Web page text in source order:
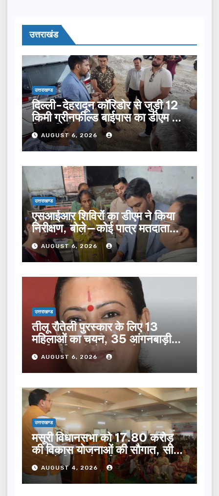
उत्तराखंड
उत्तराखण्ड
दिल्ली-देहरादून कॉरिडोर से जुड़ी 12
किमी ग्रीनफील्ड बाईपास का डीएम ने
किया निरीक्षण…
AUGUST 6, 2026
उत्तराखण्ड
एसआईआर शिविरों का डीएम ने किया
निरीक्षण, बोले—कोई पात्र मतदाता
सूची से न छूटे…
AUGUST 6, 2026
उत्तराखण्ड
तीलू रौतेली पुरस्कार के लिए 13
महिलाओं का चयन, 35 आंगनबाड़ी
कार्यकर्तियां भी होंगी सम्मानित…
AUGUST 6, 2026
उत्तराखण्ड
मसूरी विधानसभा को 17.80 करोड़
की विकास योजनाओं की सौगात, सीएम
धामी ने किया लोकार्पण-शिलान्यास.
AUGUST 4, 2026